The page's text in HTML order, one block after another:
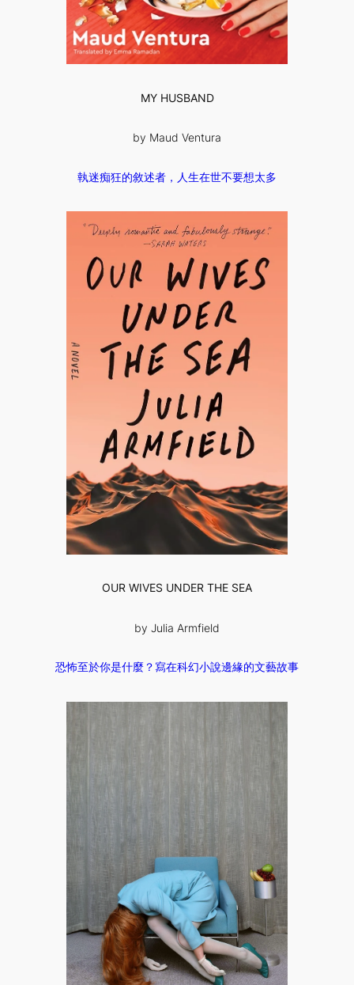
MY HUSBAND
by Maud Ventura
執迷痴狂的敘述者，人生在世不要想太多
OUR WIVES UNDER THE SEA
by Julia Armfield
恐怖至於你是什麼？寫在科幻小說邊緣的文藝故事